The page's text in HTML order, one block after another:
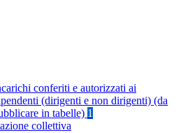
conferiti e autorizzati ai
(dirigenti e non dirigenti) (da
in tabelle) 1
collettiva